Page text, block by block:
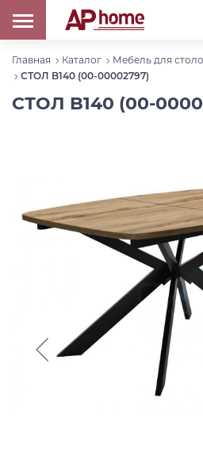
Главная Каталог Мебель для
СТОЛ B140 (00-00002797)
СТОЛ B140 (00-